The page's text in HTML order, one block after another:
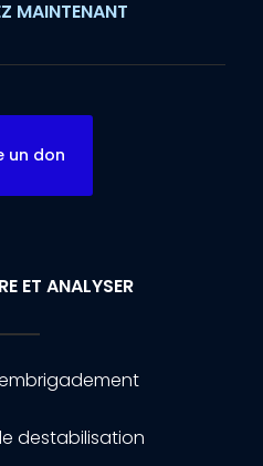
MAINTENANT
un don
ET ANALYSER
destabilisation